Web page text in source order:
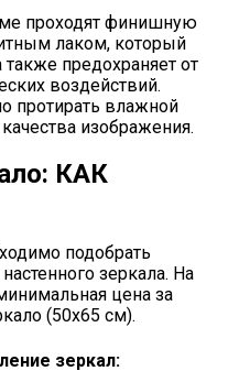
проходят финишную
лаком, который
предохраняет от
воздействий.
протирать влажной
изображения.
КАК
подобрать
зеркала. На
цена за
(50х65 см).
зеркал: